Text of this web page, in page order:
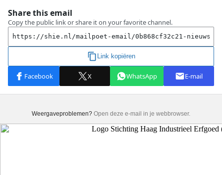
Weergaveproblemen? Open deze e-mail in je webbrowser.